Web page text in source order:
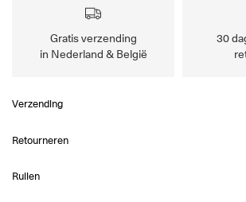
Gratis verzending
in Nederland & België
30
Verzending
Retourneren
Ruilen